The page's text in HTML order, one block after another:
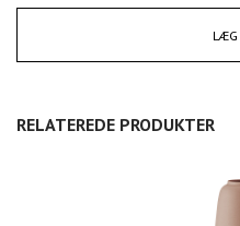
LÆG
RELATEREDE PRODUKTER